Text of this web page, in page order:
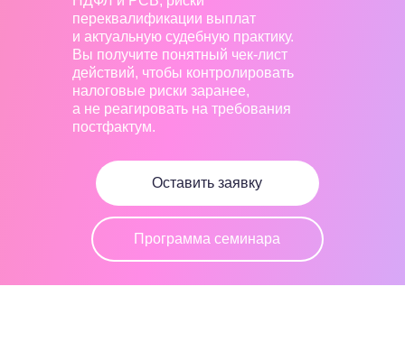
Программа семинара
переквалификации выплат
и актуальную судебную практику.
Вы получите понятный чек-лист
действий, чтобы контролировать
налоговые риски заранее,
а не реагировать на требования
постфактум.
Оставить заявку